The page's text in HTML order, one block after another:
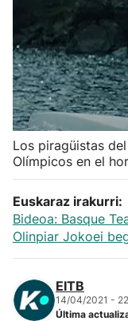
Herri-kirolak
Balonmano
Kirolak 360
Atletismo
Carreras de
"Helmuga"
Los piragüistas
Olímpicos en el
Euskaraz irakurri:
Bideoa: Basque
Olinpiar Jokoei
EITB
14/04/2021 -
Última